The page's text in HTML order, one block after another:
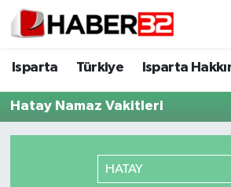
Isparta Türkiye Isparta
Hatay Namaz Vakitleri
HATAY
Isparta
Isparta Hakkında
Esnaf Diyor ki;
Isparta Nöbetçi Eczaneler
Isparta Hava Durumu
Isparta Trafik Yoğunluk
Süper Lig Puan Durumu ve